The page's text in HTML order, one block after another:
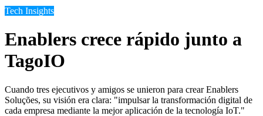
Tech Insights
Enablers crece rápido junto a
TagoIO
Cuando tres ejecutivos y amigos se unieron para crear Enablers
Soluções, su visión era clara: "impulsar la transformación digital de
cada empresa mediante la mejor aplicación de la tecnología IoT."